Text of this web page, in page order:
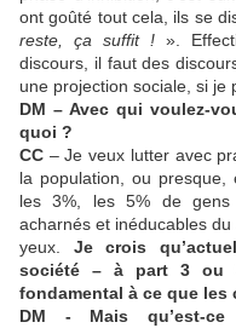
ont goûté tout cela, ils se
reste, ça suffit ! ».
discours, il faut des
une projection sociale, si je
DM – Avec qui voulez-
quoi ?
CC – Je veux lutter avec
la population, ou
les 3%, les 5% de gens
acharnés et inéducables
yeux. Je crois
société – à part 3 ou
fondamental à ce que les
DM - Mais qu’est-